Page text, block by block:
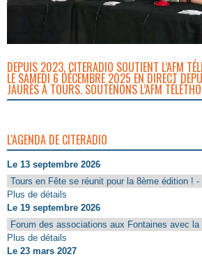
DEPUIS 2023, CITERADIO SOUTIENT L’AFM
LE SAMEDI 6 DÉCEMBRE 2025 EN DIRECT
JAURÈS À TOURS. SOUTENONS L’AFM
L'AGENDA DE CITERADIO
Le 13 septembre 2026
Tours en Fête se réunit pour la 8ème édition ! -
Plus de détails
Le 19 septembre 2026
Forum des associations aux Fontaines avec
Plus de détails
Le 23 mars 2027